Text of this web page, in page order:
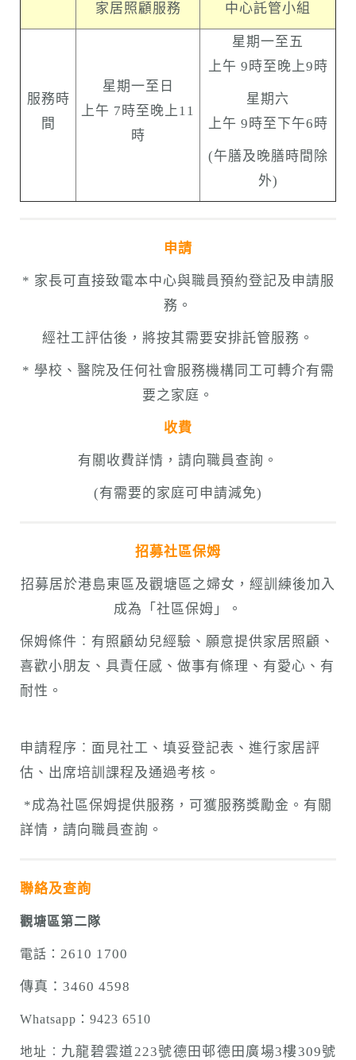
家居照顧服務 中心託管小組
服務時
間
星期一至日
上午 7時至晚上11
時
星期一至五
上午 9時至晚上9時
星期六
上午 9時至下午6時
(午膳及晚膳時間除
外)
申請
* 家長可直接致電本中心與職員預約登記及申請服
務。
經社工評估後，將按其需要安排託管服務。
* 學校、醫院及任何社會服務機構同工可轉介有需
要之家庭。
收費
有關收費詳情，請向職員查詢。
(有需要的家庭可申請減免)
招募社區保姆
招募居於港島東區及觀塘區之婦女，經訓練後加入
成為「社區保姆」。
保姆條件︰有照顧幼兒經驗、願意提供家居照顧、
喜歡小朋友、具責任感、做事有條理、有愛心、有
耐性。
申請程序︰面見社工、填妥登記表、進行家居評
估、出席培訓課程及通過考核。
*成為社區保姆提供服務，可獲服務獎勵金。有關
詳情，請向職員查詢。
聯絡及查詢
觀塘區第二隊
電話： 2610 1700
傳真：3460 4598
Whatsapp：9423 6510
地址︰ 九龍碧雲道223號德田邨德田廣場3樓309號